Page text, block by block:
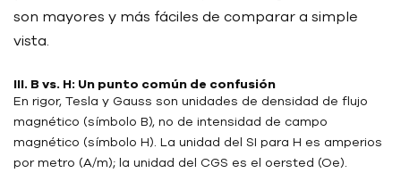
son mayores y más fáciles de comparar a simple
vista.
III. B vs. H: Un punto común de confusión
En rigor, Tesla y Gauss son unidades de densidad de flujo
magnético (símbolo B), no de intensidad de campo
magnético (símbolo H). La unidad del SI para H es amperios
por metro (A/m); la unidad del CGS es el oersted (Oe).